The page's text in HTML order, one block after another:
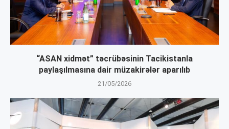
“ASAN xidmət” təcrübəsinin Tacikistanla
paylaşılmasına dair müzakirələr aparılıb
21/05/2026